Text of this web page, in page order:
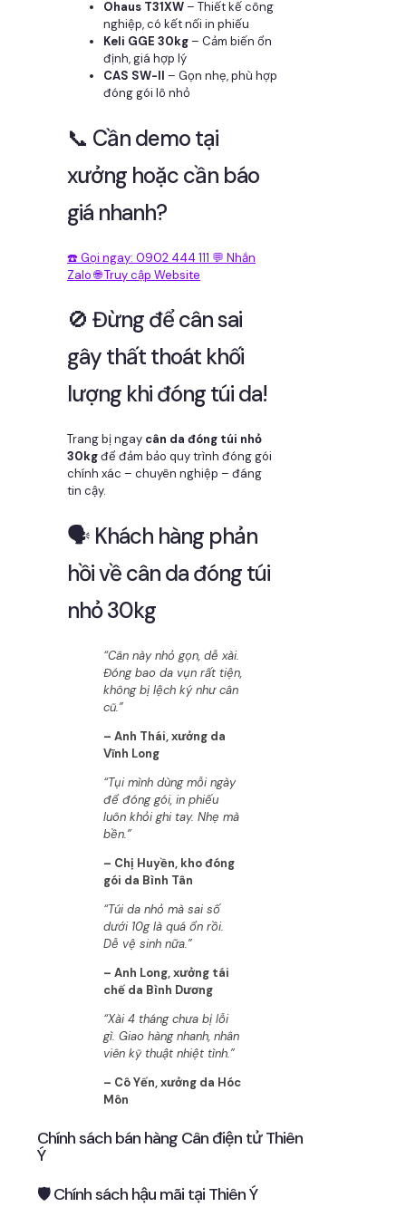
Ohaus T31XW – Thiết kế công
nghiệp, có kết nối in phiếu
Keli GGE 30kg – Cảm biến ổn
định, giá hợp lý
CAS SW-II – Gọn nhẹ, phù hợp
đóng gói lô nhỏ
📞 Cần demo tại
xưởng hoặc cần báo
giá nhanh?
☎️ Gọi ngay: 0902 444 111 💬 Nhắn
Zalo🌐 Truy cập Website
🚫 Đừng để cân sai
gây thất thoát khối
lượng khi đóng túi da!
Trang bị ngay cân da đóng túi nhỏ
30kgđể đảm bảo quy trình đóng gói
chính xác – chuyên nghiệp – đáng
tin cậy.
🗣️ Khách hàng phản
hồi về cân da đóng túi
nhỏ 30kg
“Cân này nhỏ gọn, dễ xài.
Đóng bao da vụn rất tiện,
không bị lệch ký như cân
cũ.”
– Anh Thái, xưởng da
Vĩnh Long
“Tụi mình dùng mỗi ngày
để đóng gói, in phiếu
luôn khỏi ghi tay. Nhẹ mà
bền.”
– Chị Huyền, kho đóng
gói da Bình Tân
“Túi da nhỏ mà sai số
dưới 10g là quá ổn rồi.
Dễ vệ sinh nữa.”
– Anh Long, xưởng tái
chế da Bình Dương
“Xài 4 tháng chưa bị lỗi
gì. Giao hàng nhanh, nhân
viên kỹ thuật nhiệt tình.”
– Cô Yến, xưởng da Hóc
Môn
Chính sách bán hàng Cân điện tử Thiên
Ý
🛡 Chính sách hậu mãi tại Thiên Ý